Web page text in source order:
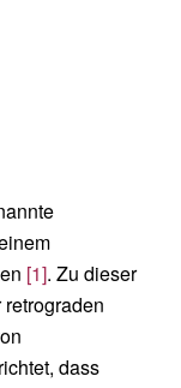
[1]. Zu dieser
dass